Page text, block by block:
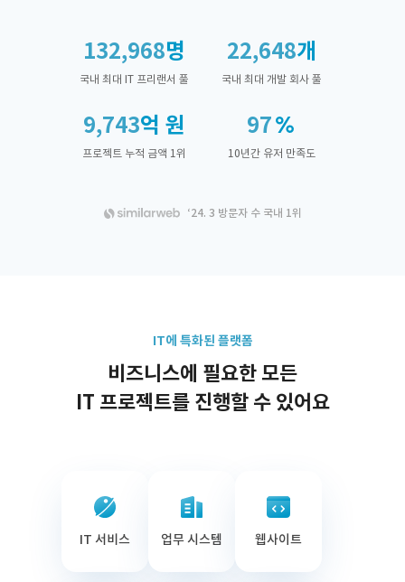
132,968명
국내 최대 IT 프리랜서 풀
22,648개
국내 최대 개발 회사 풀
9,743억 원
프로젝트 누적 금액 1위
97
10년간 유저 만족도
‘24. 3 방문자 수 국내 1위
IT에 특화된 플랫폼
비즈니스에 필요한 모든
IT 프로젝트를 진행할 수 있어요
IT 서비스 업무 시스템 웹사이트